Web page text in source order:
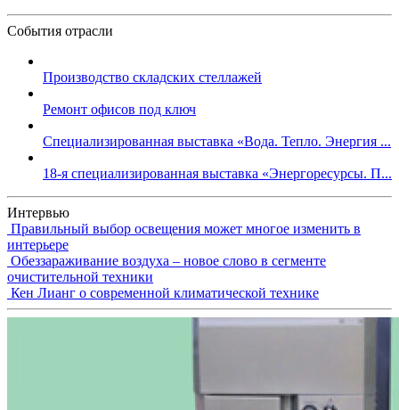
События отрасли
Производство складских стеллажей
Ремонт офисов под ключ
Специализированная выставка «Вода. Тепло. Энергия ...
18-я специализированная выставка «Энергоресурсы. П...
Интервью
Правильный выбор освещения может многое изменить в
интерьере
Обеззараживание воздуха – новое слово в сегменте
очистительной техники
Кен Лианг о современной климатической технике